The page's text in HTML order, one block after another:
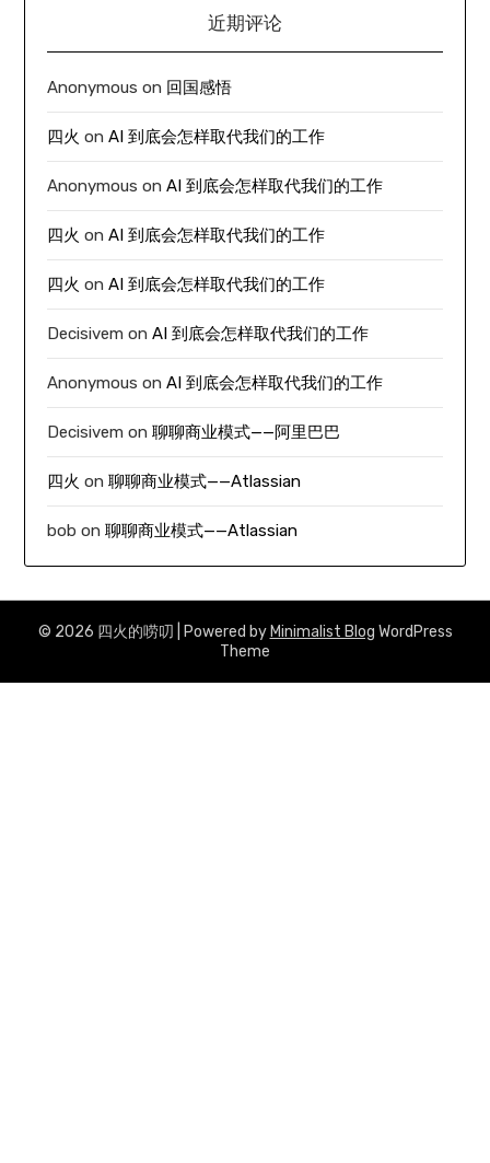
近期评论
Anonymous on 回国感悟
四火 onAI 到底会怎样取代我们的工作
Anonymous onAI 到底会怎样取代我们的工作
四火 onAI 到底会怎样取代我们的工作
四火 onAI 到底会怎样取代我们的工作
Decisivem onAI 到底会怎样取代我们的工作
Anonymous onAI 到底会怎样取代我们的工作
Decisivem on聊聊商业模式——阿里巴巴
四火 on聊聊商业模式——Atlassian
bob on聊聊商业模式——Atlassian
© 2026 四火的唠叨 | Powered by Minimalist Blog WordPress
Theme